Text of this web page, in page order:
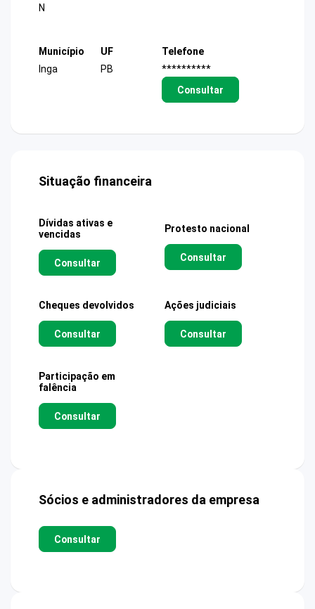
N
Município
Inga
UF
PB
Telefone
**********
Consultar
Situação financeira
Dívidas ativas e
vencidas
Consultar
Protesto nacional
Consultar
Cheques devolvidos
Consultar
Ações judiciais
Consultar
Participação em
falência
Consultar
Sócios e administradores da empresa
Consultar